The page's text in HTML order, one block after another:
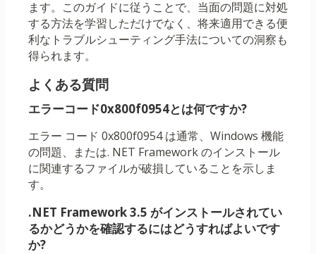
ます。このガイドに従うことで、当面の問題に対処
する方法を学習しただけでなく、将来適用できる便
利なトラブルシューティング手法についての洞察も
得られます。
よくある質問
エラーコード0x800f0954とは何ですか?
エラー コード 0x800f0954 は通常、Windows 機能
の問題、または. NET Framework のインストール
に関連するファイルが破損していることを示しま
す。
.NET Framework 3.5 がインストールされてい
るかどうかを確認するにはどうすればよいです
か?